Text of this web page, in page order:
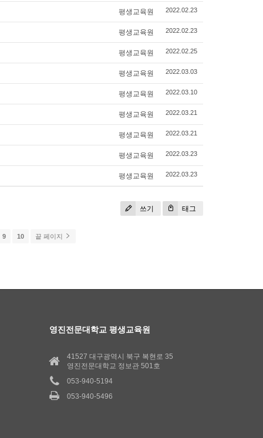
평생교육원 2022.02.23
평생교육원 2022.02.23
평생교육원 2022.02.25
평생교육원 2022.03.03
평생교육원 2022.03.10
평생교육원 2022.03.21
평생교육원 2022.03.21
평생교육원 2022.03.23
평생교육원 2022.03.23
쓰기 태그
9 10 끝 페이지
영진전문대학교 평생교육원
41527 대구광역시 북구 복현로 35
영진전문대학교 정보관 501호
053-940-5194
053-940-5496